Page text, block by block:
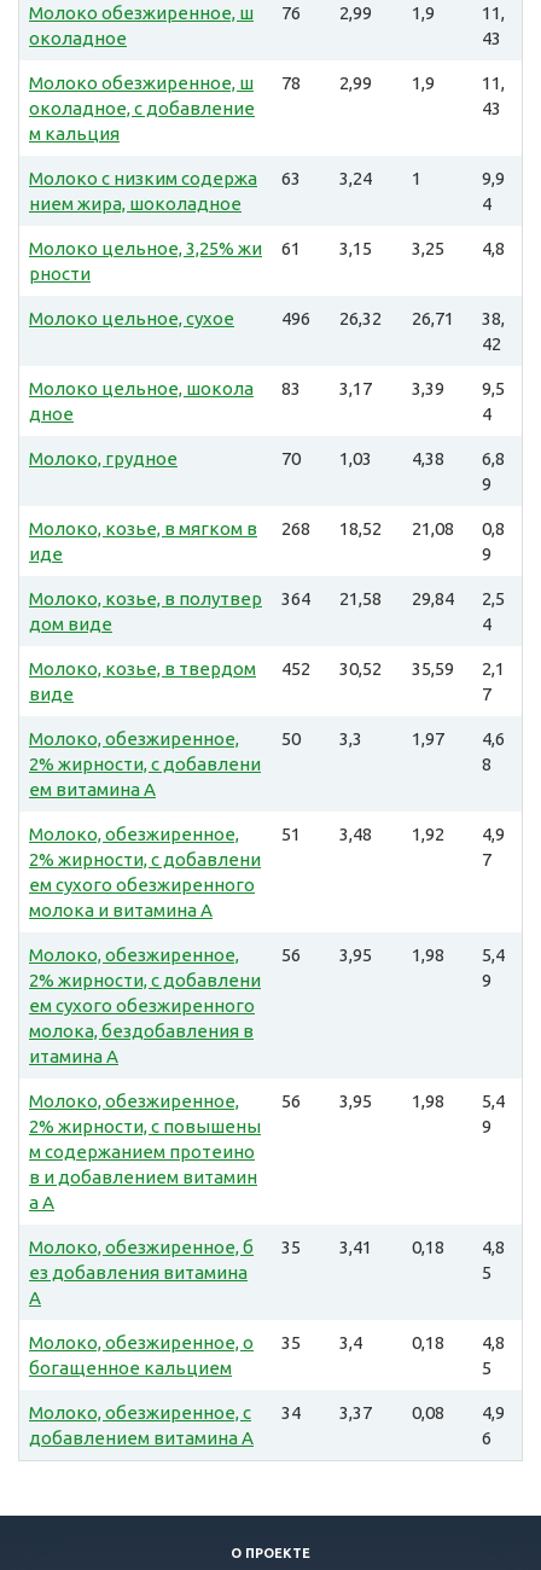
Молоко обезжиренное, ш
околадное
76 2,99 1,9
11,
43
Молоко обезжиренное, ш
околадное, с добавление
м кальция
78 2,99 1,9
11,
43
Молоко с низким содержа
нием жира, шоколадное
63 3,24 1
9,9
4
Молоко цельное, 3,25% жи
рности
61 3,15 3,25 4,8
Молоко цельное, сухое 496 26,32 26,71
38,
42
Молоко цельное, шокола
дное
83 3,17 3,39
9,5
4
Молоко, грудное 70 1,03 4,38
6,8
9
Молоко, козье, в мягком в
иде
268 18,52 21,08
0,8
9
Молоко, козье, в полутвер
дом виде
364 21,58 29,84
2,5
4
Молоко, козье, в твердом
виде
452 30,52 35,59
2,1
7
Молоко, обезжиренное,
2% жирности, с добавлени
ем витамина А
50 3,3 1,97
4,6
8
Молоко, обезжиренное,
2% жирности, с добавлени
ем сухого обезжиренного
молока и витамина А
51 3,48 1,92
4,9
7
Молоко, обезжиренное,
2% жирности, с добавлени
ем сухого обезжиренного
молока, бездобавления в
итамина А
56 3,95 1,98
5,4
9
Молоко, обезжиренное,
2% жирности, с повышены
м содержанием протеино
в и добавлением витамин
а А
56 3,95 1,98
5,4
9
Молоко, обезжиренное, б
ез добавления витамина
А
35 3,41 0,18
4,8
5
Молоко, обезжиренное, о
богащенное кальцием
35 3,4 0,18
4,8
5
Молоко, обезжиренное, с
добавлением витамина А
34 3,37 0,08
4,9
6
О ПРОЕКТЕ